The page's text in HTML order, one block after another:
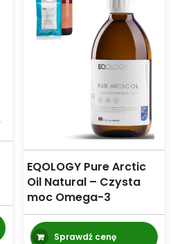
EQOLOGY Pure Arctic
Oil Natural – Czysta
moc Omega-3
Sprawdź cenę